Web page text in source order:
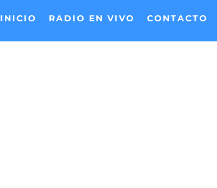
INICIO RADIO EN VIVO CONTACTO